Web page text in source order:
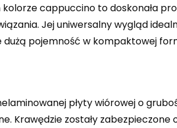
cappuccino to doskonała
Jej uniwersalny wygląd
pojemność w kompaktowej
płyty wiórowej o
Krawędzie zostały